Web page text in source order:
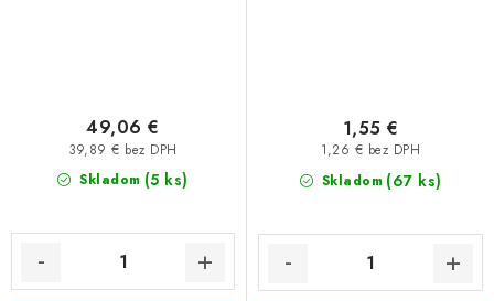
Skladom (5 ks)
39,89 € bez DPH
49,06 €
Skladom (67 ks)
1,26 € bez DPH
1,55 €